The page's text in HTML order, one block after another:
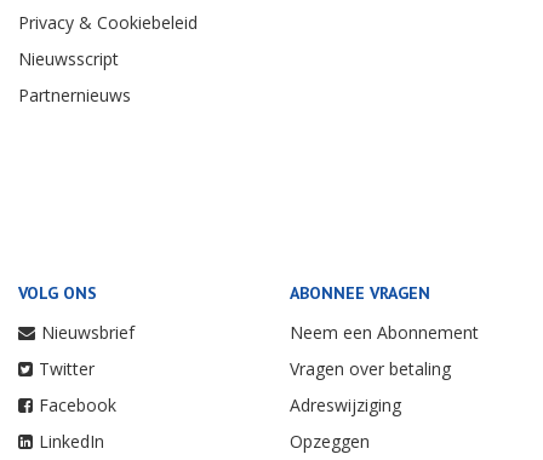
Privacy & Cookiebeleid
Nieuwsscript
Partnernieuws
VOLG ONS
Nieuwsbrief
Twitter
Facebook
LinkedIn
ABONNEE VRAGEN
Neem een Abonnement
Vragen over betaling
Adreswijziging
Opzeggen